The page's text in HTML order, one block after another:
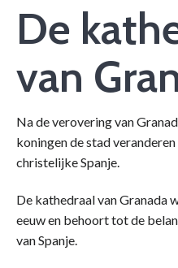
De
van
Na de verovering van
koningen de stad
christelijke Spanje.
De kathedraal van Granada
eeuw en behoort tot de
van Spanje.